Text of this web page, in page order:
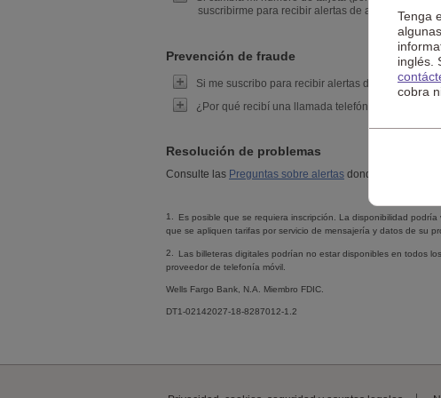
Tenga
inglés.
cobra
suscribirme para recibir alertas de actividad de
Prevención de fraude
Si me suscribo para recibir alertas de actividad de
¿Por qué recibí una llamada telefónica o mensaje
Resolución de problemas
Consulte las Preguntas sobre alertas donde encontrará
1.
Es posible que se requiera inscripción. La disponibilidad
que se apliquen tarifas por servicio de mensajería y datos de su
2.
Las billeteras digitales podrían no estar disponibles en todos
proveedor de telefonía móvil.
Wells Fargo Bank, N.A. Miembro FDIC
DT1-02142027-18-8287012-1.2